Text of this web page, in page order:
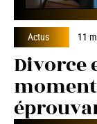
Actus 11
Divorce